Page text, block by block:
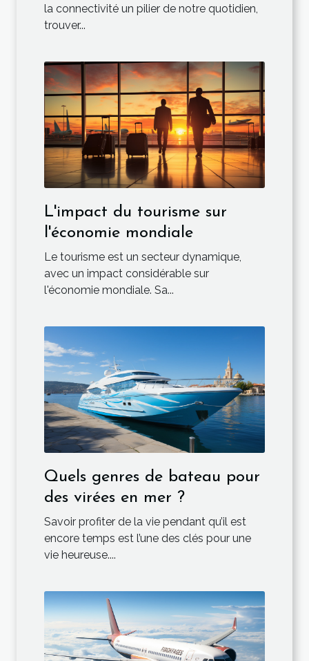
la connectivité un pilier de notre quotidien,
trouver...
L'impact du tourisme sur
l'économie mondiale
Le tourisme est un secteur dynamique,
avec un impact considérable sur
l'économie mondiale. Sa...
Quels genres de bateau pour
des virées en mer ?
Savoir profiter de la vie pendant qu’il est
encore temps est l’une des clés pour une
vie heureuse....